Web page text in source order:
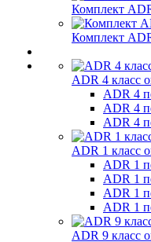
Комплект
Комплект
ADR 4 класс
ADR 4
ADR 4
ADR 4
ADR 1 класс
ADR 1
ADR 1
ADR 1
ADR 1
ADR 9 класс